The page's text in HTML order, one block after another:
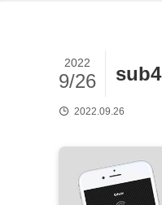
sub4
2022
9/26
2022.09.26